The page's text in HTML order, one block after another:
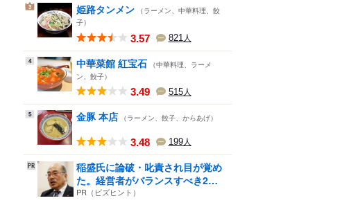
3 姫路タンメン （ラーメン、中華料理、餃
子）
3.57 821人
4 中華菜館 紅宝石 （中華料理、ラーメ
ン、餃子）
3.49 515人
5 金豚 本店 （ラーメン、餃子、からあげ）
3.48 199人
稲盛氏に論破・叱責され目が覚め
た。経営者がバランスすべき2
つ...
PR（ビズヒント）